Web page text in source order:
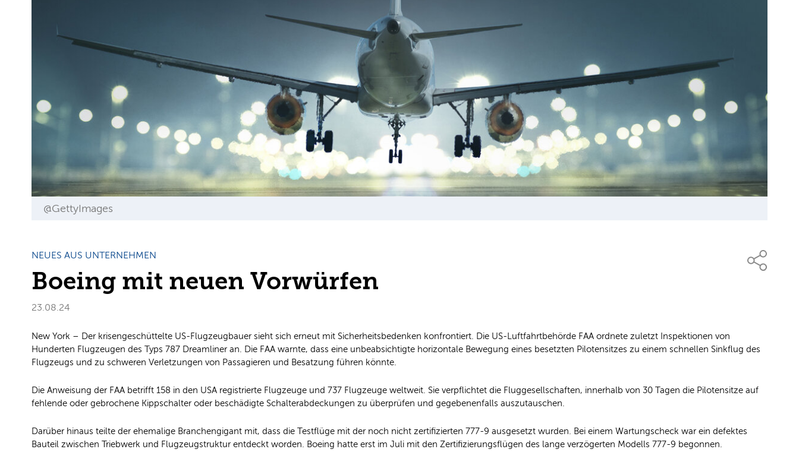
@GettyImages
NEUES AUS UNTERNEHMEN
Boeing mit neuen Vorwürfen
23.08.24
New York – Der krisengeschüttelte US-Flugzeugbauer sieht sich erneut mit Sicherheitsbedenken konfrontiert. Die US-Luftfahrtbehörde FAA ordnete zuletzt Inspektionen von
Hunderten Flugzeugen des Typs 787 Dreamliner an. Die FAA warnte, dass eine unbeabsichtigte horizontale Bewegung eines besetzten Pilotensitzes zu einem schnellen Sinkflug des
Flugzeugs und zu schweren Verletzungen von Passagieren und Besatzung führen könnte.
Die Anweisung der FAA betrifft 158 in den USA registrierte Flugzeuge und 737 Flugzeuge weltweit. Sie verpflichtet die Fluggesellschaften, innerhalb von 30 Tagen die Pilotensitze auf
fehlende oder gebrochene Kippschalter oder beschädigte Schalterabdeckungen zu überprüfen und gegebenenfalls auszutauschen.
Darüber hinaus teilte der ehemalige Branchengigant mit, dass die Testflüge mit der noch nicht zertifizierten 777-9 ausgesetzt wurden. Bei einem Wartungscheck war ein defektes
Bauteil zwischen Triebwerk und Flugzeugstruktur entdeckt worden. Boeing hatte erst im Juli mit den Zertifizierungsflügen des lange verzögerten Modells 777-9 begonnen.